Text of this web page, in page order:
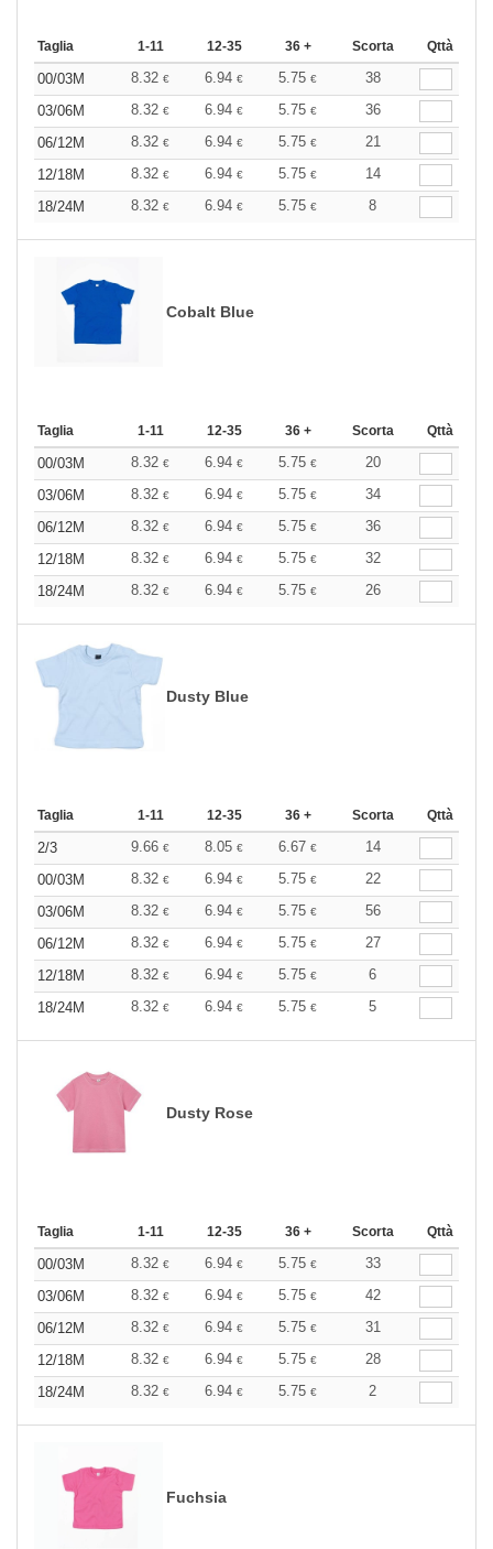
Taglia 1-11 12-35 36 + Scorta Qttà
00/03M 8.32 € 6.94 € 5.75 €
38
03/06M
8.32 € 6.94 € 5.75 €
36
06/12M
8.32 € 6.94 € 5.75 €
21
12/18M
8.32 € 6.94 € 5.75 €
14
18/24M
8.32 € 6.94 € 5.75 € 8
Cobalt Blue
Taglia 1-11 12-35 36 + Scorta Qttà
00/03M 8.32 € 6.94 € 5.75 €
20
03/06M
8.32 € 6.94 € 5.75 €
34
06/12M
8.32 € 6.94 € 5.75 €
36
12/18M
8.32 € 6.94 € 5.75 €
32
18/24M
8.32 € 6.94 € 5.75 € 26
Dusty Blue
Taglia 1-11 12-35 36 + Scorta Qttà
2/3 9.66 € 8.05 € 6.67 €
14
00/03M
8.32 € 6.94 € 5.75 €
22
03/06M
8.32 € 6.94 € 5.75 €
56
06/12M
8.32 € 6.94 € 5.75 €
27
12/18M
8.32 € 6.94 € 5.75 €
6
18/24M
8.32 € 6.94 € 5.75 € 5
Dusty Rose
Taglia 1-11 12-35 36 + Scorta Qttà
00/03M 8.32 € 6.94 € 5.75 €
33
03/06M
8.32 € 6.94 € 5.75 €
42
06/12M
8.32 € 6.94 € 5.75 €
31
12/18M
8.32 € 6.94 € 5.75 €
28
18/24M
8.32 € 6.94 € 5.75 € 2
Fuchsia